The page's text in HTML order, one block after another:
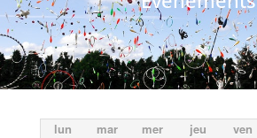
lun mar mer jeu ven